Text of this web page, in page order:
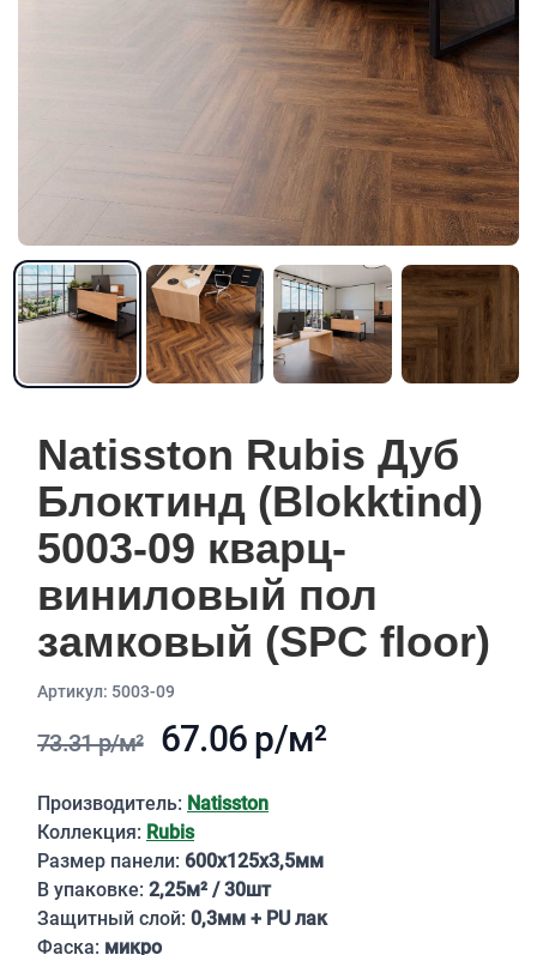
Natisston Rubis Дуб
Блоктинд (Blokktind)
5003-09 кварц-
виниловый пол
замковый (SPC floor)
Aртикул: 5003-09
73.31 р/м² 67.06 р/м²
Описание
Производитель: Natisston
Коллекция: Rubis
Размер панели: 600х125х3,5мм
В упаковке: 2,25м² / 30шт
Защитный слой: 0,3мм + PU лак
Фаска: микро